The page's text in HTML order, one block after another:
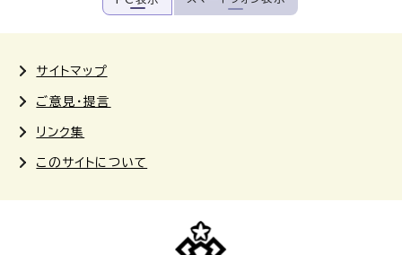
サイトマップ
ご意見・提言
リンク集
このサイトについて